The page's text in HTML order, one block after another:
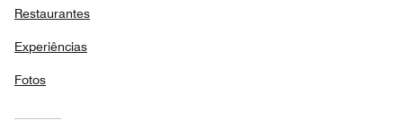
Restaurantes
Experiências
Fotos